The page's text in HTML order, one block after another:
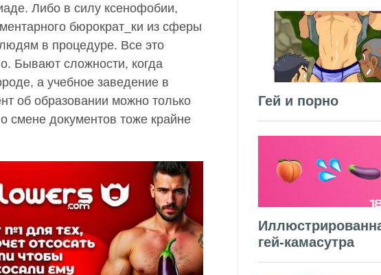
Либо в силу ксенофобии,
бюрократ_ки из сферы
в процедуре. Все это
Бывают сложности, когда
а учебное заведение в
об образовании можно только
смене документов тоже крайне
Гей и порно
гей-камасутра